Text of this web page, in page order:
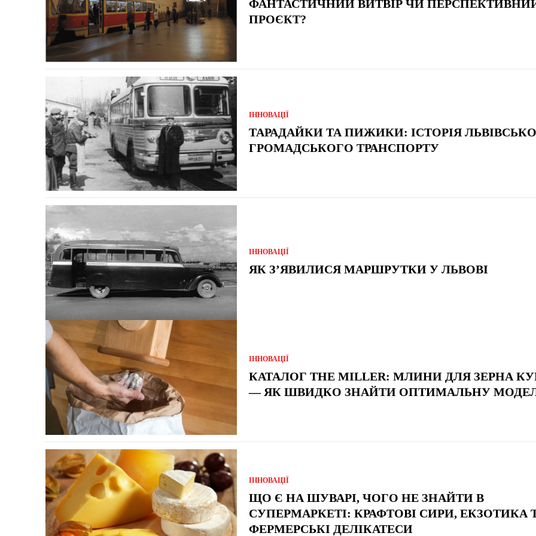
ФАНТАСТИЧНИЙ ВИТВІР ЧИ
ПРОЄКТ?
ІННОВАЦІЇ
ТАРАДАЙКИ ТА ПИЖИКИ: ІСТОРІЯ
ГРОМАДСЬКОГО ТРАНСПОРТУ
ІННОВАЦІЇ
ЯК З’ЯВИЛИСЯ МАРШРУТКИ У ЛЬВОВІ
ІННОВАЦІЇ
КАТАЛОГ THE MILLER: МЛИНИ ДЛЯ ЗЕРНА
— ЯК ШВИДКО ЗНАЙТИ ОПТИМАЛЬНУ
ІННОВАЦІЇ
ЩО Є НА ШУВАРІ, ЧОГО НЕ ЗНАЙТИ В
СУПЕРМАРКЕТІ: КРАФТОВІ СИРИ, ЕКЗОТИКА
ФЕРМЕРСЬКІ ДЕЛІКАТЕСИ